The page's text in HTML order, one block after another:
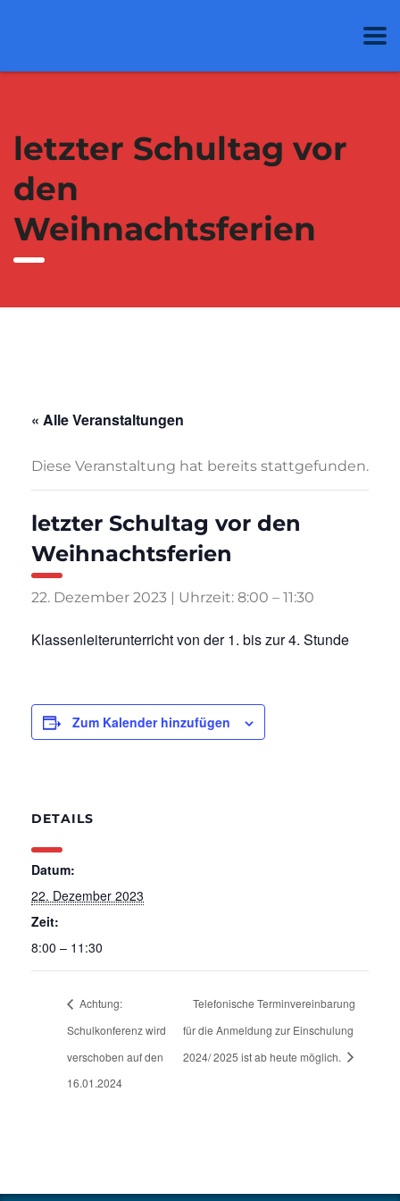
letzter Schultag vor
den
Weihnachtsferien
« Alle Veranstaltungen
Diese Veranstaltung hat bereits stattgefunden.
letzter Schultag vor den
Weihnachtsferien
22. Dezember 2023 | Uhrzeit: 8:00 – 11:30
Klassenleiterunterricht von der 1. bis zur 4. Stunde
Zum Kalender hinzufügen
DETAILS
Datum:
22. Dezember 2023
Zeit:
8:00 – 11:30
Achtung:
Schulkonferenz wird
verschoben auf den
16.01.2024
Telefonische Terminvereinbarung
für die Anmeldung zur Einschulung
2024/ 2025 ist ab heute möglich.